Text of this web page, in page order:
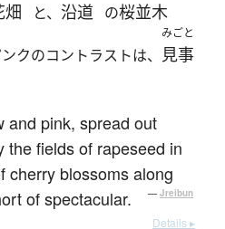
畑 と、 沿道 の桜並木
クのコントラストは、
みごと
見事
and pink, spread out
the fields of rapeseed in
cherry blossoms along
of spectacular.
— Jreibun
Details ▸